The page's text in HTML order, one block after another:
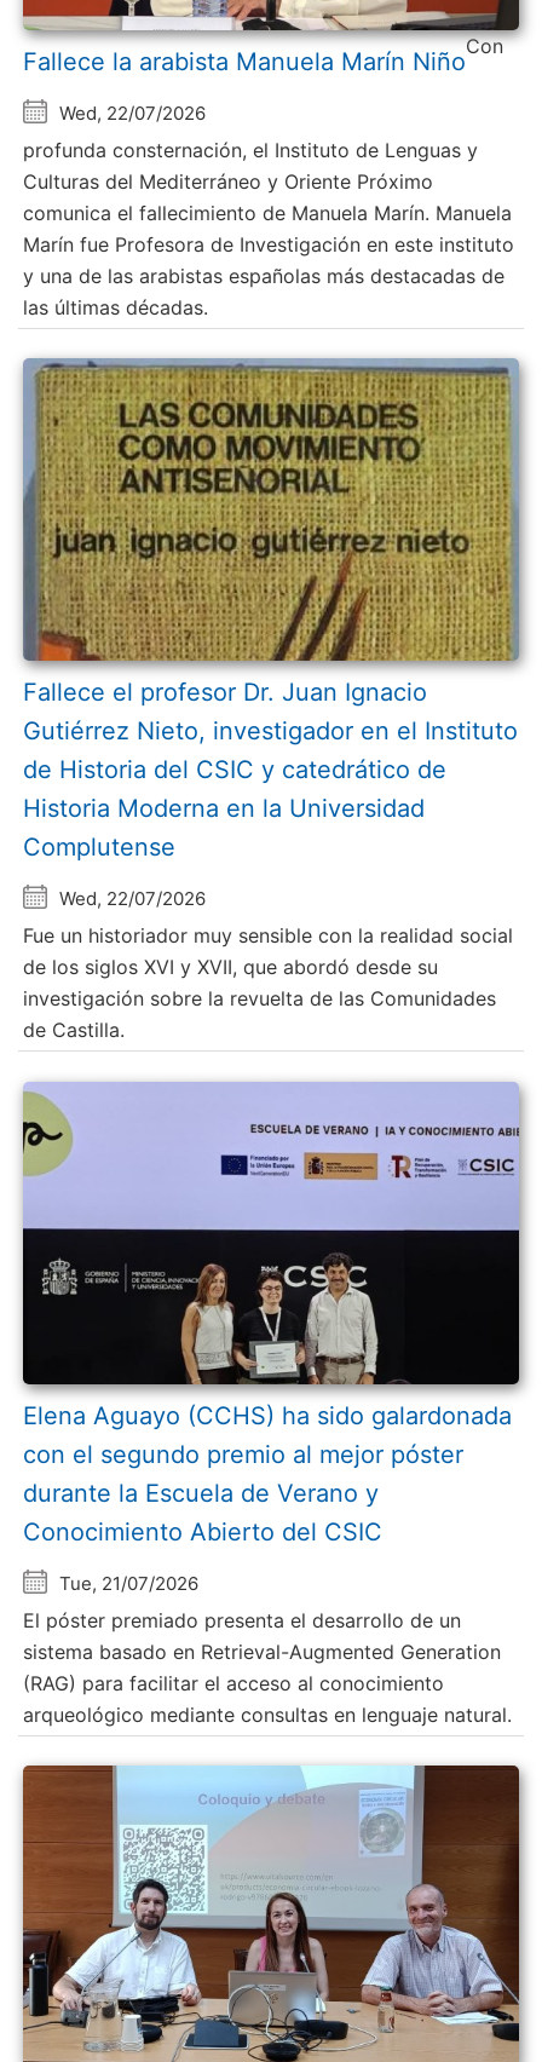
Fallece la arabista Manuela Marín Niño
Wed, 22/07/2026
Con
profunda consternación, el Instituto de Lenguas y
Culturas del Mediterráneo y Oriente Próximo
comunica el fallecimiento de Manuela Marín. Manuela
Marín fue Profesora de Investigación en este instituto
y una de las arabistas españolas más destacadas de
las últimas décadas.
Fallece el profesor Dr. Juan Ignacio
Gutiérrez Nieto, investigador en el Instituto
de Historia del CSIC y catedrático de
Historia Moderna en la Universidad
Complutense
Wed, 22/07/2026
Fue un historiador muy sensible con la realidad social
de los siglos XVI y XVII, que abordó desde su
investigación sobre la revuelta de las Comunidades
de Castilla.
Elena Aguayo (CCHS) ha sido galardonada
con el segundo premio al mejor póster
durante la Escuela de Verano y
Conocimiento Abierto del CSIC
Tue, 21/07/2026
El póster premiado presenta el desarrollo de un
sistema basado en Retrieval-Augmented Generation
(RAG) para facilitar el acceso al conocimiento
arqueológico mediante consultas en lenguaje natural.